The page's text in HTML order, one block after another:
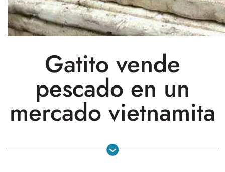
Gatito vende
pescado en un
mercado vietnamita